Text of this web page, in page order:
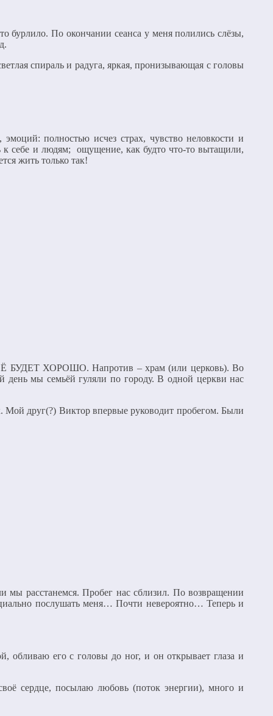
бурлило. По окончании сеанса у меня полились слёзы,
спираль и радуга, яркая, пронизывающая с головы
полностью исчез страх, чувство неловкости и
к себе и людям; ощущение, как будто что-то вытащили,
жить только так!
БУДЕТ ХОРОШО. Напротив – храм (или церковь). Во
день мы семьёй гуляли по городу. В одной церкви нас
Мой друг(?) Виктор впервые руководит пробегом. Были
расстанемся. Пробег нас сблизил. По возвращении
послушать меня… Почти невероятно… Теперь и
обливаю его с головы до ног, и он открывает глаза и
сердце, посылаю любовь (поток энергии), много и